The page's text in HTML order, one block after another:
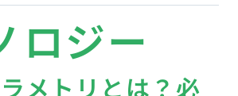
ロジー
メトリとは？必